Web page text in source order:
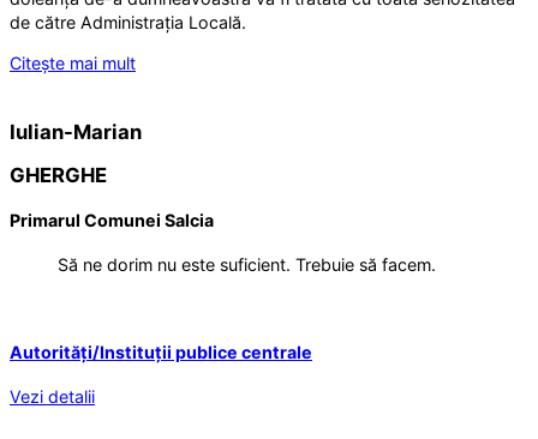
de către Administrația Locală.
Citește mai mult
Iulian-Marian
GHERGHE
Primarul Comunei Salcia
Să ne dorim nu este suficient. Trebuie să facem.
Autorități/Instituții publice centrale
Vezi detalii